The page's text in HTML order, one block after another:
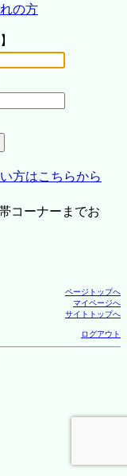
の方
方はこちらから
コーナーまでお
ページトップへ
マイページへ
サイトトップへ
ログアウト